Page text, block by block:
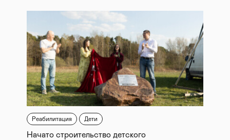
Реабилитация Дети
Начато строительство детского